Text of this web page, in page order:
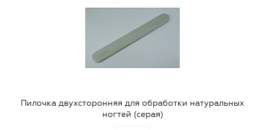
Пилочка двухсторонняя для обработки натуральных
ногтей (серая)